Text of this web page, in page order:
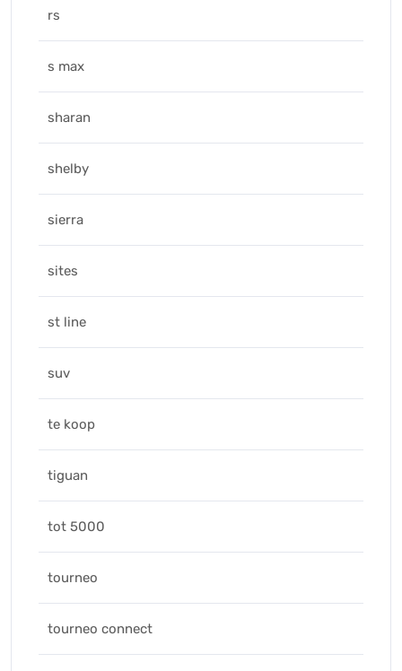
rs
s max
sharan
shelby
sierra
sites
st line
suv
te koop
tiguan
tot 5000
tourneo
tourneo connect